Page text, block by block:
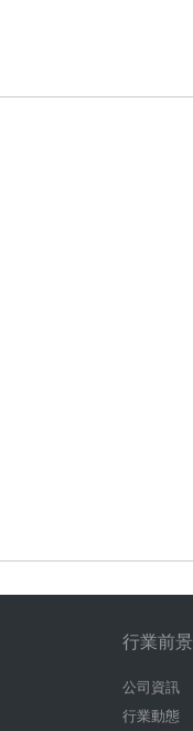
行業前景
公司資訊
行業動態